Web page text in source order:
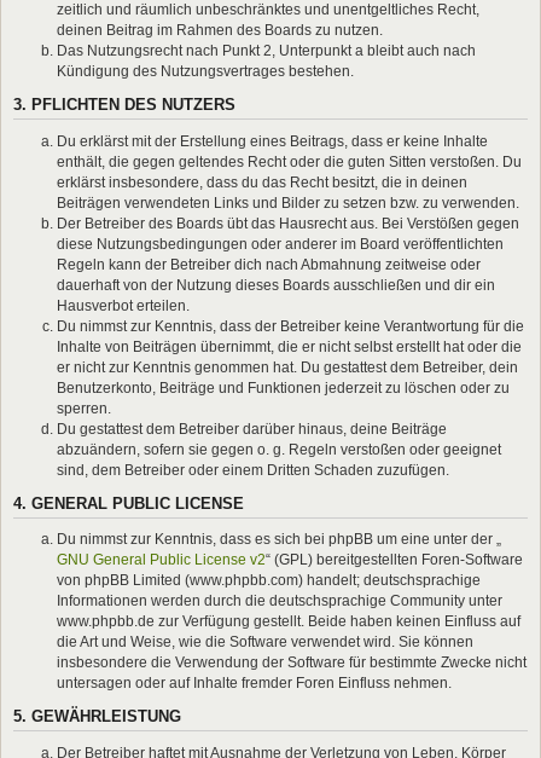
zeitlich und räumlich unbeschränktes und unentgeltliches Recht,
deinen Beitrag im Rahmen des Boards zu nutzen.
Das Nutzungsrecht nach Punkt 2, Unterpunkt a bleibt auch nach
Kündigung des Nutzungsvertrages bestehen.
3. PFLICHTEN DES NUTZERS
Du erklärst mit der Erstellung eines Beitrags, dass er keine Inhalte
enthält, die gegen geltendes Recht oder die guten Sitten verstoßen. Du
erklärst insbesondere, dass du das Recht besitzt, die in deinen
Beiträgen verwendeten Links und Bilder zu setzen bzw. zu verwenden.
Der Betreiber des Boards übt das Hausrecht aus. Bei Verstößen gegen
diese Nutzungsbedingungen oder anderer im Board veröffentlichten
Regeln kann der Betreiber dich nach Abmahnung zeitweise oder
dauerhaft von der Nutzung dieses Boards ausschließen und dir ein
Hausverbot erteilen.
Du nimmst zur Kenntnis, dass der Betreiber keine Verantwortung für die
Inhalte von Beiträgen übernimmt, die er nicht selbst erstellt hat oder die
er nicht zur Kenntnis genommen hat. Du gestattest dem Betreiber, dein
Benutzerkonto, Beiträge und Funktionen jederzeit zu löschen oder zu
sperren.
Du gestattest dem Betreiber darüber hinaus, deine Beiträge
abzuändern, sofern sie gegen o. g. Regeln verstoßen oder geeignet
sind, dem Betreiber oder einem Dritten Schaden zuzufügen.
4. GENERAL PUBLIC LICENSE
Du nimmst zur Kenntnis, dass es sich bei phpBB um eine unter der „
GNU General Public License v2“ (GPL) bereitgestellten Foren-Software
von phpBB Limited (www.phpbb.com) handelt; deutschsprachige
Informationen werden durch die deutschsprachige Community unter
www.phpbb.de zur Verfügung gestellt. Beide haben keinen Einfluss auf
die Art und Weise, wie die Software verwendet wird. Sie können
insbesondere die Verwendung der Software für bestimmte Zwecke nicht
untersagen oder auf Inhalte fremder Foren Einfluss nehmen.
5. GEWÄHRLEISTUNG
Der Betreiber haftet mit Ausnahme der Verletzung von Leben, Körper